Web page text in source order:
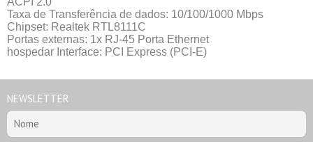
Taxa de Transferência de dados: 10/100/1000 Mbps
Chipset: Realtek RTL8111C
Portas externas: 1x RJ-45 Porta Ethernet
hospedar Interface: PCI Express (PCI-E)
NEWSLETTER